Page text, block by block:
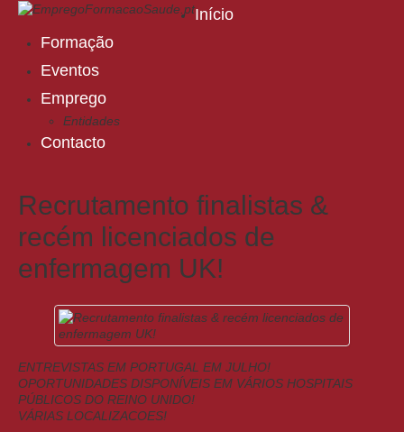
Início
Formação
Eventos
Emprego
Entidades
Contacto
Recrutamento finalistas &
recém licenciados de
enfermagem UK!
ENTREVISTAS EM PORTUGAL EM JULHO!
OPORTUNIDADES DISPONÍVEIS EM VÁRIOS HOSPITAIS
PÚBLICOS DO REINO UNIDO!
VÁRIAS LOCALIZACOES!